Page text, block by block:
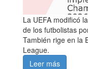
La UEFA modificó
de los futbolistas
También rige en la
League.
Leer más